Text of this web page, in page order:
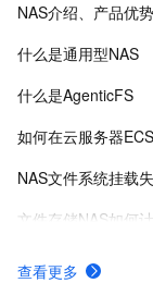
NAS介绍、产品优
什么是通用型NAS
什么是AgenticFS
如何在云服务器
NAS文件系统挂载
文件存储NAS如何
如何选择阿里云
查看更多